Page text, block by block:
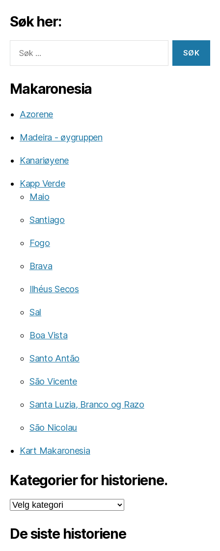
Søk her:
etter:
Makaronesia
Azorene
Madeira - øygruppen
Kanariøyene
Kapp Verde
Maio
Santiago
Fogo
Brava
Ilhéus Secos
Sal
Boa Vista
Santo Antão
São Vicente
Santa Luzia, Branco og Razo
São Nicolau
Kart Makaronesia
Kategorier for historiene.
Kategorier
for
De siste historiene